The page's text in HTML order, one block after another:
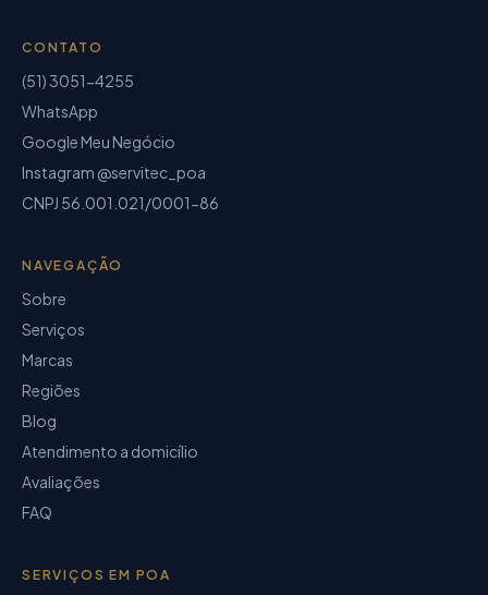
CONTATO
(51) 3051-4255
WhatsApp
Google Meu Negócio
Instagram @servitec_poa
CNPJ 56.001.021/0001-86
NAVEGAÇÃO
Sobre
Serviços
Marcas
Regiões
Blog
Atendimento a domicílio
Avaliações
FAQ
SERVIÇOS EM POA